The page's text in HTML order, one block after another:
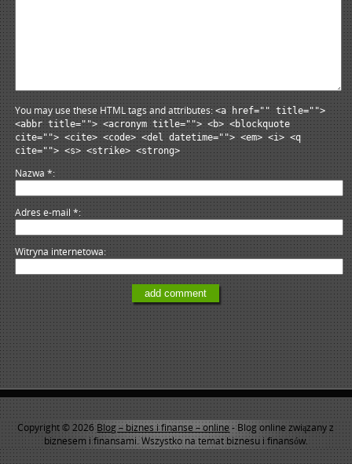
You may use these HTML tags and attributes:<a href="" title="">
<abbr title=""> <acronym title=""> <b> <blockquote
cite=""> <cite> <code> <del datetime=""> <em> <i> <q
cite=""> <s> <strike> <strong>
Nazwa*
Adres e-mail*
Witryna internetowa
Copyright © 2026Blog – biznes i finanse – online- Blog online związany z
biznesem i finansami. Wszystko na temat biznesu i finansów.